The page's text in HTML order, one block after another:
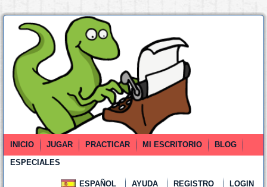
INICIO JUGAR PRACTICAR MI ESCRITORIO
BLOG
ESPECIALES
ESPAÑOL AYUDA REGISTRO LOGIN